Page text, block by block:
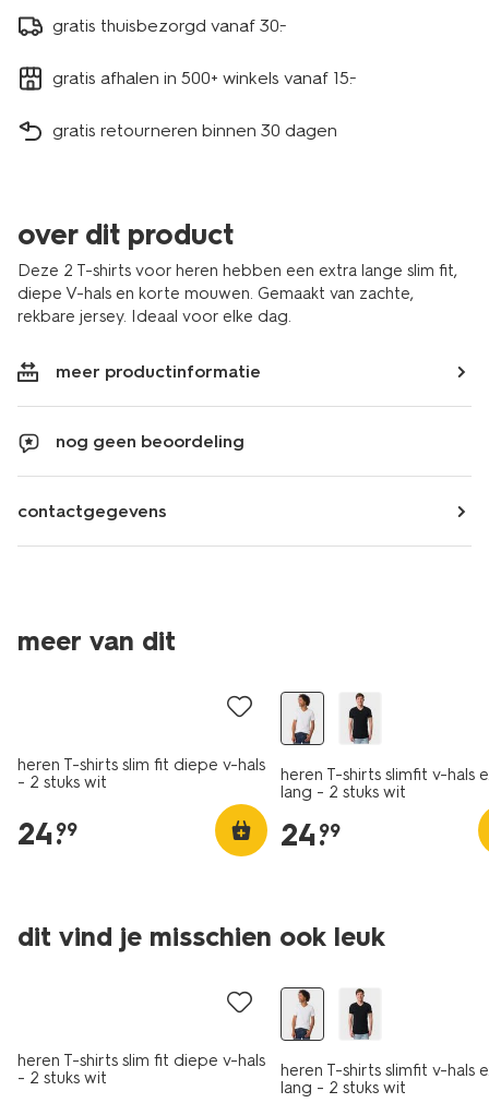
gratis thuisbezorgd vanaf 30.-
gratis afhalen in 500+ winkels vanaf 15.-
gratis retourneren binnen 30 dagen
over dit product
Deze 2 T-shirts voor heren hebben een extra lange slim fit,
diepe V-hals en korte mouwen. Gemaakt van zachte,
rekbare jersey. Ideaal voor elke dag.
meer productinformatie
nog geen beoordeling
contactgegevens
meer van dit
2 stuks
heren T-shirts slim fit diepe v-hals
- 2 stuks wit
24.
99
heren T-shirts slimfit v-hals
lang - 2 stuks wit
24.
99
dit vind je misschien ook leuk
2 stuks
heren T-shirts slim fit diepe v-hals
- 2 stuks wit
2 stuks
heren T-shirts slimfit v-hals
lang - 2 stuks wit